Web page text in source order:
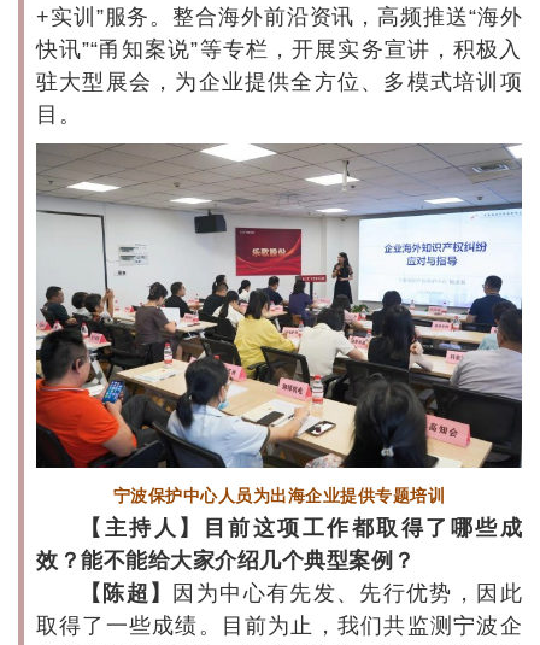
+实训”服务。整合海外前沿资讯，高频推送“海外
快讯”“甬知案说”等专栏，开展实务宣讲，积极入
驻大型展会，为企业提供全方位、多模式培训项
目。
宁波保护中心人员为出海企业提供专题培训
【主持人】目前这项工作都取得了哪些成
效？能不能给大家介绍几个典型案例？
【陈超】
因为中心有先发、先行优势，因此
取得了一些成绩。目前为止，我们共监测宁波企